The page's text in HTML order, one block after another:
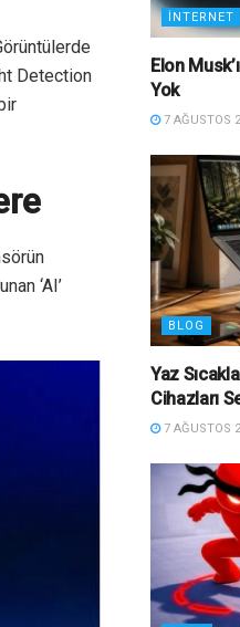
Detection
‘AI’
İNTERNET
Elon
Yok
7 AĞUSTOS
BLOG
Yaz
Cihazları
7 AĞUSTOS